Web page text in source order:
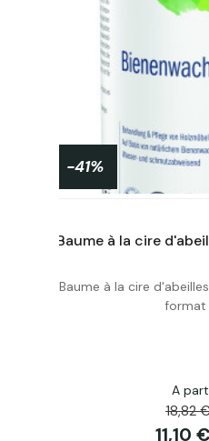
-41%
Baume à la cire
Baume à la cire
format
A
18,82
11,10